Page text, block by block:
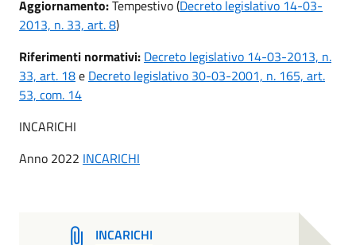
Aggiornamento:Tempestivo (Decreto legislativo 14-03-
2013, n. 33, art. 8)
Riferimenti normativi: Decreto legislativo 14-03-2013, n.
33, art. 18e Decreto legislativo 30-03-2001, n. 165, art.
53, com. 14
INCARICHI
Anno 2022 INCARICHI
INCARICHI